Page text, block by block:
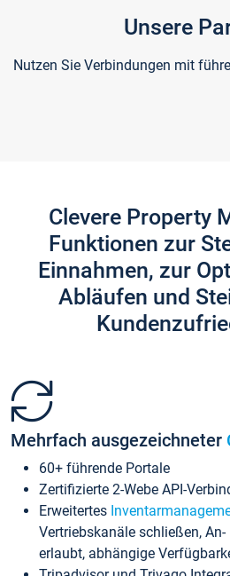
Unsere
Nutzen Sie Verbindungen mit
Clevere Property
Funktionen zur
Einnahmen, zur
Abläufen und
Mehrfach ausgezeichneter
60+ führende Portale
Zertifizierte 2-Webe API-
Erweitertes
Vertriebskanäle schließen,
erlaubt, abhängige